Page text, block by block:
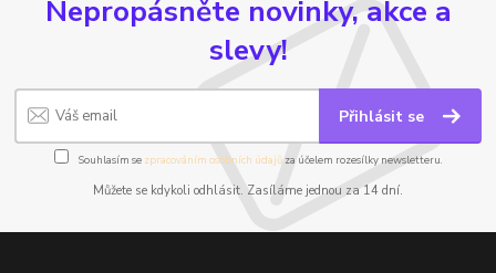
Nepropásněte novinky, akce a
slevy!
Přihlásit se
Souhlasím se zpracováním osobních údajůza účelem rozesílky newsletteru.
Můžete se kdykoli odhlásit. Zasíláme jednou za 14 dní.